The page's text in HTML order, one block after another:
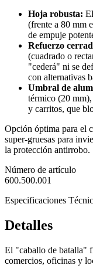
Hoja robusta:
(frente a 80 mm
de empuje
Refuerzo
(cuadrado o
"cederá" ni se
con alternativas
Umbral de
térmico (20 mm),
y carritos, que
Opción óptima para el
super-gruesas para
la protección antirrobo.
Número de artículo
600.500.001
Especificaciones
Detalles
El "caballo de batalla"
comercios, oficinas y